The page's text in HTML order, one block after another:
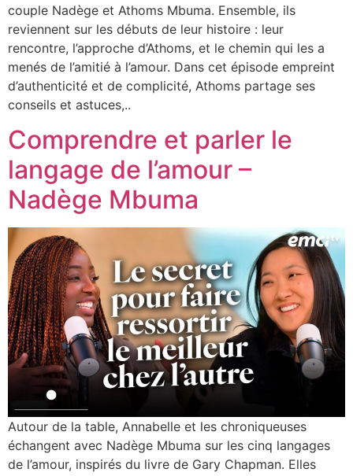
couple Nadège et Athoms Mbuma. Ensemble, ils
reviennent sur les débuts de leur histoire : leur
rencontre, l’approche d’Athoms, et le chemin qui les a
menés de l’amitié à l’amour. Dans cet épisode empreint
d’authenticité et de complicité, Athoms partage ses
conseils et astuces,..
Comprendre et parler le
langage de l’amour –
Nadège Mbuma
Autour de la table, Annabelle et les chroniqueuses
échangent avec Nadège Mbuma sur les cinq langages
de l’amour, inspirés du livre de Gary Chapman. Elles